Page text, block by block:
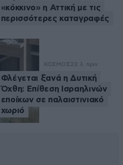
«κόκκινο» η Αττική με τις
περισσότερες καταγραφές
ΚΟΣΜΟΣ22 λ. πριν
Φλέγεται ξανά η Δυτική
Όχθη: Επίθεση Ισραηλινών
εποίκων σε παλαιστινιακό
χωριό